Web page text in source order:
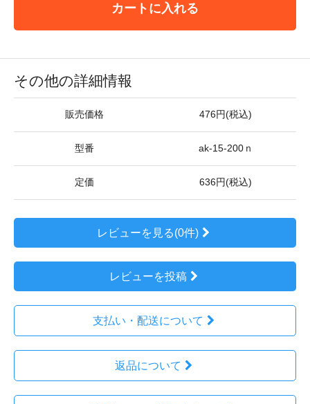
カートに入れる
その他の詳細情報
販売価格 476円(税込)
型番 ak-15-200ｎ
定価 636円(税込)
レビューを見る(0件)
レビューを投稿
支払い・配送について
返品について